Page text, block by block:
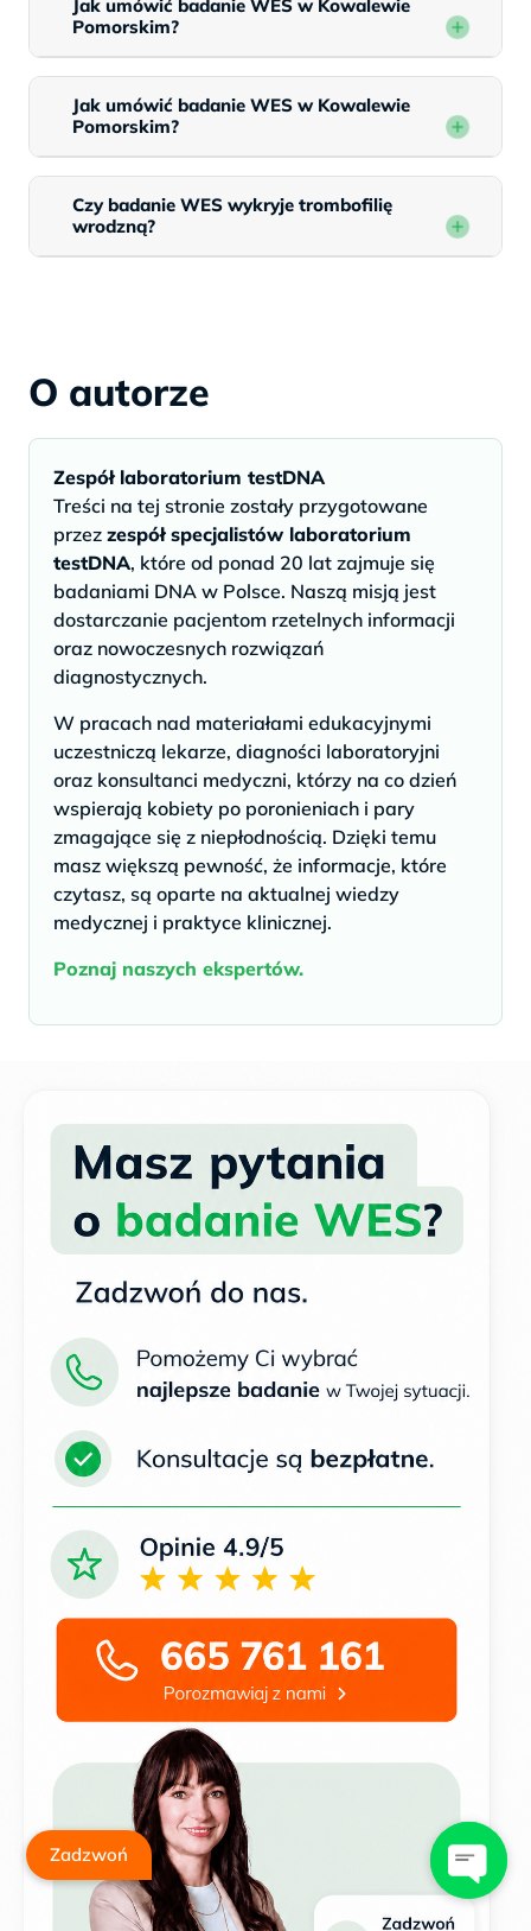
Jak umówić badanie WES w Kowalewie
Pomorskim?
Jak umówić badanie WES w Kowalewie
Pomorskim?
Czy badanie WES wykryje trombofilię
wrodzną?
O autorze
Zespół laboratorium testDNA
Treści na tej stronie zostały przygotowane
przez zespół specjalistów laboratorium
testDNA, które od ponad 20 lat zajmuje się
badaniami DNA w Polsce. Naszą misją jest
dostarczanie pacjentom rzetelnych informacji
oraz nowoczesnych rozwiązań
diagnostycznych.
W pracach nad materiałami edukacyjnymi
uczestniczą lekarze, diagności laboratoryjni
oraz konsultanci medyczni, którzy na co dzień
wspierają kobiety po poronieniach i pary
zmagające się z niepłodnością. Dzięki temu
masz większą pewność, że informacje, które
czytasz, są oparte na aktualnej wiedzy
medycznej i praktyce klinicznej.
Poznaj naszych ekspertów.
Zadzwoń